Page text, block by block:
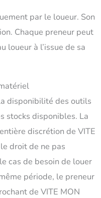
par le loueur. Son
Chaque preneur peut
loueur à l’issue de sa
disponibilité des outils
stocks disponibles. La
discrétion de VITE
droit de ne pas
cas de besoin de louer
période, le preneur
de VITE MON